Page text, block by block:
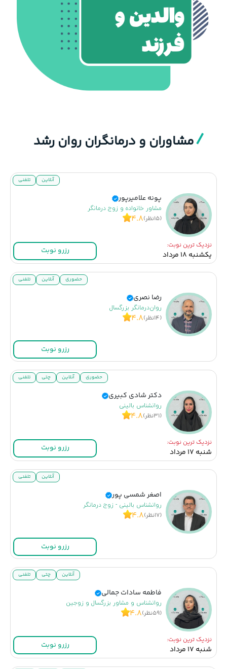
مشاوران و درمانگران روان رشد
پونه علامیرپور
مشاور خانواده و زوج درمانگر
(۱۵نظر) ۴.۸
نزدیک ترین نوبت:
یکشنبه ۱۸ مرداد رزرو نوبت
آنلاین تلفنی
رضا نصری
روان‌درمانگر بزرگسال
(۱۴نظر) ۴.۸
رزرو نوبت
حضوری آنلاین تلفنی
دکتر شادی کبیری
روانشناس بالینی
(۳۱نظر) ۴.۸
نزدیک ترین نوبت:
شنبه ۱۷ مرداد رزرو نوبت
حضوری آنلاین چتی تلفنی
اصغر شمسی پور
روانشناس بالینی - زوج درمانگر
(۱۷نظر) ۴.۸
رزرو نوبت
آنلاین تلفنی
فاطمه سادات جمالی
روانشناس و مشاور بزرگسال و زوجین
(۵۹نظر) ۴.۸
نزدیک ترین نوبت:
شنبه ۱۷ مرداد رزرو نوبت
آنلاین چتی تلفنی